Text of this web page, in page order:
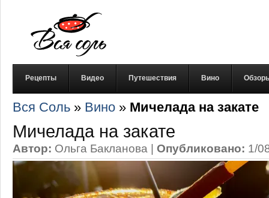
Рецепты Видео Путешествия Вино
Вся Соль » Вино » Мичелада на закате
Мичелада на закате
Автор: Ольга Бакланова | Опубликовано: 1/